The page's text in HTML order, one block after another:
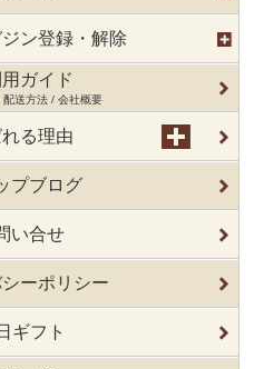
ン登録・解除
ガイド
配送方法 / 会社概要
る理由
プブログ
い合せ
ーポリシー
ギフト